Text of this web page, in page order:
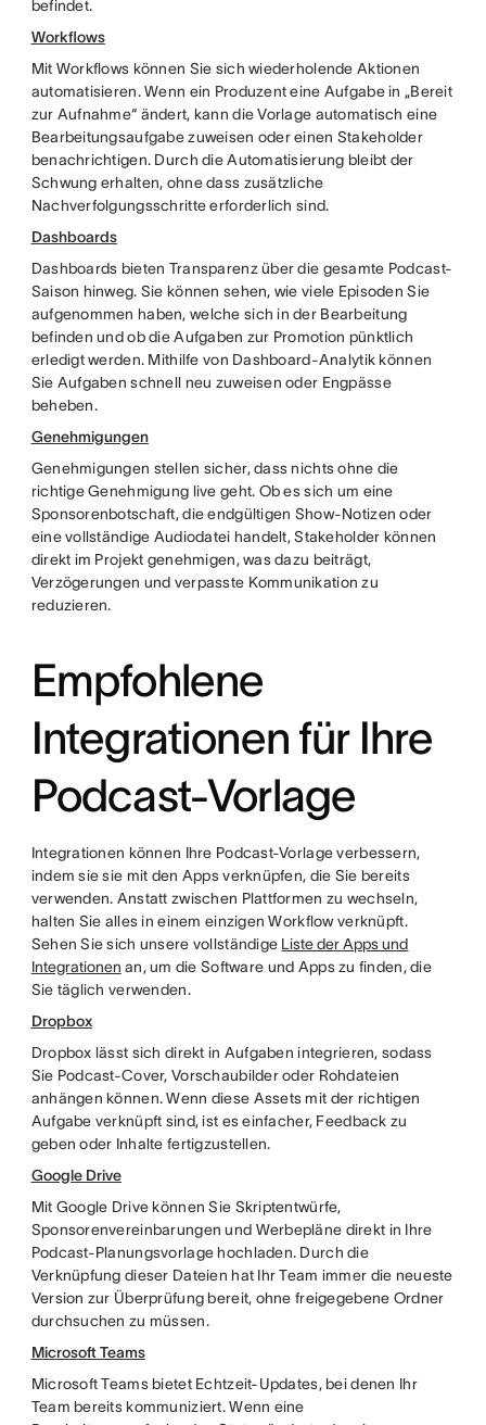
befindet.
Workflows
Mit Workflows können Sie sich wiederholende Aktionen
automatisieren. Wenn ein Produzent eine Aufgabe in „Bereit
zur Aufnahme“ ändert, kann die Vorlage automatisch eine
Bearbeitungsaufgabe zuweisen oder einen Stakeholder
benachrichtigen. Durch die Automatisierung bleibt der
Schwung erhalten, ohne dass zusätzliche
Nachverfolgungsschritte erforderlich sind.
Dashboards
Dashboards bieten Transparenz über die gesamte Podcast-
Saison hinweg. Sie können sehen, wie viele Episoden Sie
aufgenommen haben, welche sich in der Bearbeitung
befinden und ob die Aufgaben zur Promotion pünktlich
erledigt werden. Mithilfe von Dashboard-Analytik können
Sie Aufgaben schnell neu zuweisen oder Engpässe
beheben.
Genehmigungen
Genehmigungen stellen sicher, dass nichts ohne die
richtige Genehmigung live geht. Ob es sich um eine
Sponsorenbotschaft, die endgültigen Show-Notizen oder
eine vollständige Audiodatei handelt, Stakeholder können
direkt im Projekt genehmigen, was dazu beiträgt,
Verzögerungen und verpasste Kommunikation zu
reduzieren.
Empfohlene
Integrationen für Ihre
Podcast-Vorlage
Integrationen können Ihre Podcast-Vorlage verbessern,
indem sie sie mit den Apps verknüpfen, die Sie bereits
verwenden. Anstatt zwischen Plattformen zu wechseln,
halten Sie alles in einem einzigen Workflow verknüpft.
Sehen Sie sich unsere vollständige Liste der Apps und
Integrationen an, um die Software und Apps zu finden, die
Sie täglich verwenden.
Dropbox
Dropbox lässt sich direkt in Aufgaben integrieren, sodass
Sie Podcast-Cover, Vorschaubilder oder Rohdateien
anhängen können. Wenn diese Assets mit der richtigen
Aufgabe verknüpft sind, ist es einfacher, Feedback zu
geben oder Inhalte fertigzustellen.
Google Drive
Mit Google Drive können Sie Skriptentwürfe,
Sponsorenvereinbarungen und Werbepläne direkt in Ihre
Podcast-Planungsvorlage hochladen. Durch die
Verknüpfung dieser Dateien hat Ihr Team immer die neueste
Version zur Überprüfung bereit, ohne freigegebene Ordner
durchsuchen zu müssen.
Microsoft Teams
Microsoft Teams bietet Echtzeit-Updates, bei denen Ihr
Team bereits kommuniziert. Wenn eine